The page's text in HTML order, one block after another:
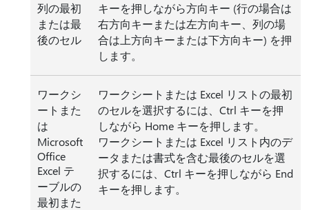
列の最初
または最
後のセル
キーを押しながら方向キー (行の場合は
右方向キーまたは左方向キー、列の場
合は上方向キーまたは下方向キー) を押
します。
ワークシ
ートまた
は
Microsoft
Office
Excel テ
ーブルの
最初また
ワークシートまたは Excel リストの最初
のセルを選択するには、Ctrl キーを押
しながら Home キーを押します。
ワークシートまたは Excel リスト内のデ
ータまたは書式を含む最後のセルを選
択するには、Ctrl キーを押しながら End
キーを押します。